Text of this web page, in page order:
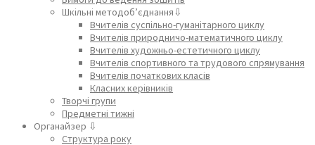
Шкільні методоб’єднання⇩
Вчителів суспільно-гуманітарного циклу
Вчителів природничо-математичного циклу
Вчителів художньо-естетичного циклу
Вчителів спортивного та трудового спрямування
Вчителів початкових класів
Класних керівників
Творчі групи
Предметні тижні
Органайзер ⇩
Структура року